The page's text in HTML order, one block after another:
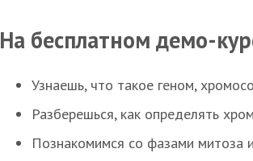
На бесплатном демо-
Узнаешь, что такое геном,
Разберешься, как определять
Познакомимся со фазами митоза